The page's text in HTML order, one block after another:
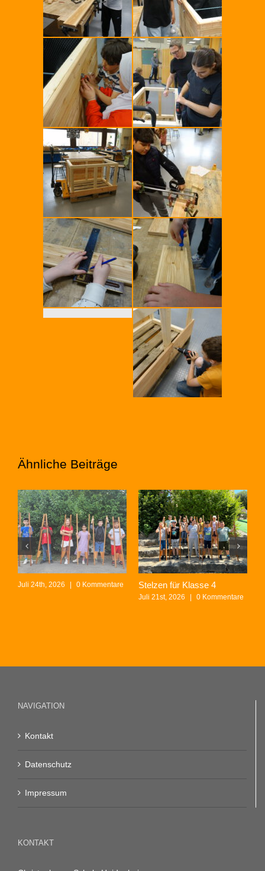
Ähnliche Beiträge
Juli 24th, 2026 | 0 Kommentare Stelzen für Klasse 4
Juli 21st, 2026 0 Kommentare
NAVIGATION
Kontakt
Datenschutz
Impressum
KONTAKT